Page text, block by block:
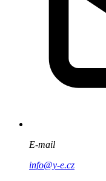
E-mail
info@y-e.cz